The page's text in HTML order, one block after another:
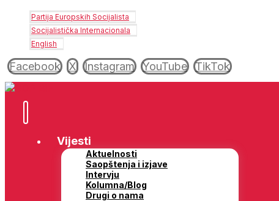
Partija Europskih Socijalista
Socijalistička Internacionala
English
Facebook X Instagram YouTube TikTok
Vijesti
Aktuelnosti
Saopštenja i izjave
Intervju
Kolumna/Blog
Drugi o nama